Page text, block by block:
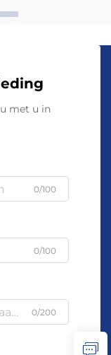
met u in
0/100
0/100
0/200